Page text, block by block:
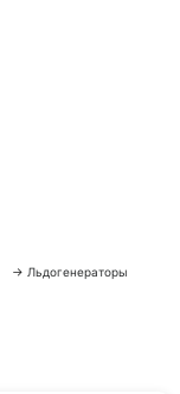
→ Льдогенераторы